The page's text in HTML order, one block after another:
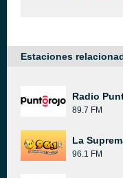
Estaciones
Radio
89.7 FM
La
96.1 FM